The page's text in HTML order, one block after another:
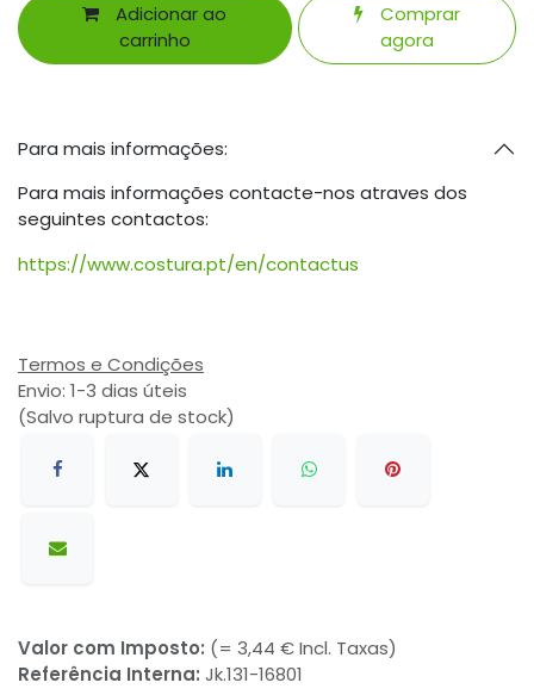
Adicionar ao
carrinho
Comprar
agora
Para mais informações:
Para mais informações contacte-nos atraves dos
seguintes contactos:
https://www.costura.pt/en/contactus
Termos e Condições
Envio: 1-3 dias úteis
(Salvo ruptura de stock)
Valor com Imposto: (= 3,44 € Incl. Taxas)
Referência Interna: Jk.131-16801